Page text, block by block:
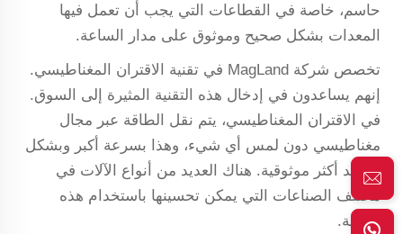
حاسم، خاصة في القطاعات التي يجب أن تعمل فيها
المعدات بشكل صحيح وموثوق على مدار الساعة.
تخصص شركة MagLand في تقنية الاقتران المغناطيسي.
إنهم يساعدون في إدخال هذه التقنية المثيرة إلى السوق.
في الاقتران المغناطيسي، يتم نقل الطاقة عبر مجال
مغناطيسي دون لمس أي شيء، وهذا بسرعة أكبر وبشكل
متزايد أكثر موثوقية. هناك العديد من أنواع الآلات في
مختلف الصناعات التي يمكن تحسينها باستخدام هذه
التقنية.